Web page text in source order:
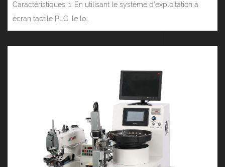
Caractéristiques: 1. En utilisant le système d'exploitation à
écran tactile PLC, le lo...